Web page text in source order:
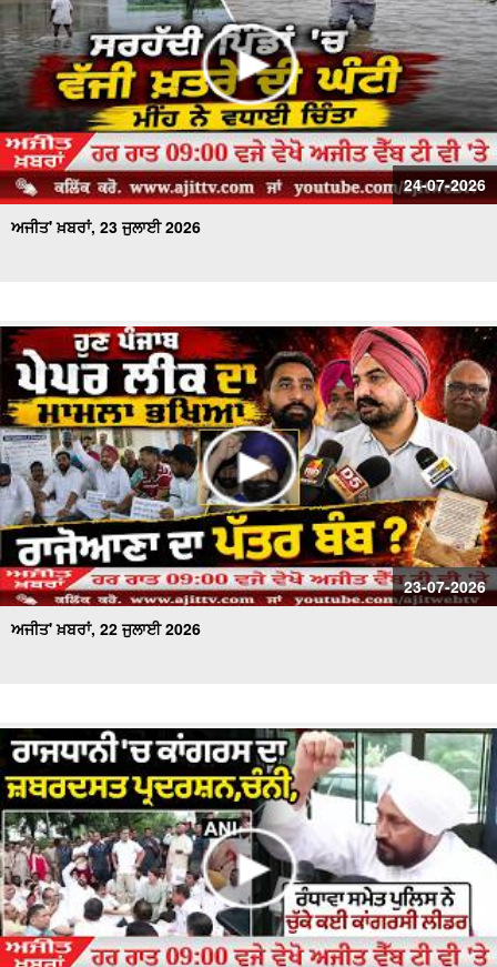
24-07-2026
ਅਜੀਤ' ਖ਼ਬਰਾਂ, 23 ਜੁਲਾਈ 2026
23-07-2026
ਅਜੀਤ' ਖ਼ਬਰਾਂ, 22 ਜੁਲਾਈ 2026